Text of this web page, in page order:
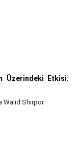
Üzerindeki Etkisi:
Walid Shirpor